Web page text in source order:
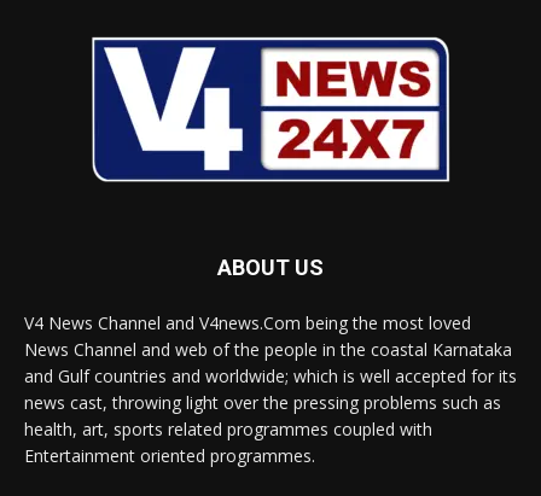
ABOUT US
V4 News Channel and V4news.Com being the most loved
News Channel and web of the people in the coastal Karnataka
and Gulf countries and worldwide; which is well accepted for its
news cast, throwing light over the pressing problems such as
health, art, sports related programmes coupled with
Entertainment oriented programmes.